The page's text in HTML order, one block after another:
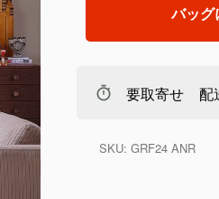
バッグ
要取寄せ 配
SKU: GRF24 ANR